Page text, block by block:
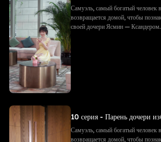
Самуэль, самый богатый человек
возвращается домой, чтобы
своей дочери Ясмин —
принимает Самуэля за соперника.
Самуэля, рвёт подарки и
встречу с будущим тестем, они в
самый «незнакомец» и есть
10 серия - Парень дочери
Самуэль, самый богатый человек
возвращается домой, чтобы